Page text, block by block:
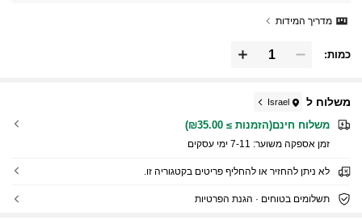
מדריך המידות
כמות:
משלוח ל Israel
משלוח חינם(הזמנות ≥ ₪35.00)
זמן אספקה ​​משוער: 7-11 ימי עסקים
לא ניתן להחזיר או להחליף פריטים בקטגוריה זו.
תשלומים בטוחים · הגנת הפרטיות